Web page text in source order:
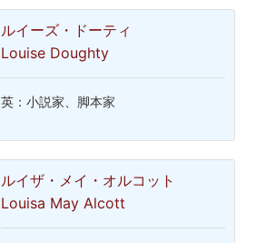
ルイーズ・ドーティ
Louise Doughty
英：小説家、脚本家
ルイザ・メイ・オルコット
Louisa May Alcott